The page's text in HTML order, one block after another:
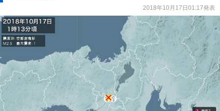
2018年10月17日01:17発表